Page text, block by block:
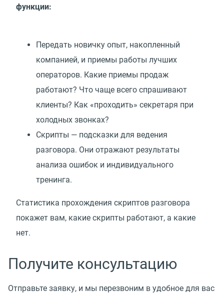
функции:
Передать новичку опыт, накопленный
компанией, и приемы работы лучших
операторов. Какие приемы продаж
работают? Что чаще всего спрашивают
клиенты? Как «проходить» секретаря при
холодных звонках?
Скрипты — подсказки для ведения
разговора. Они отражают результаты
анализа ошибок и индивидуального
тренинга.
Статистика прохождения скриптов разговора
покажет вам, какие скрипты работают, а какие
нет.
Получите консультацию
Отправьте заявку, и мы перезвоним в удобное для вас